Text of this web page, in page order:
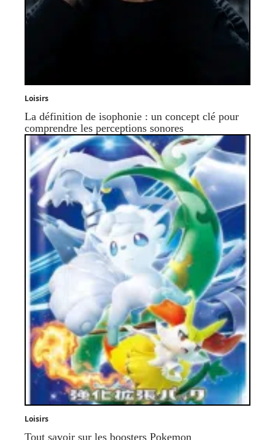
Loisirs
La définition de isophonie : un concept clé pour
comprendre les perceptions sonores
Loisirs
Tout savoir sur les boosters Pokemon